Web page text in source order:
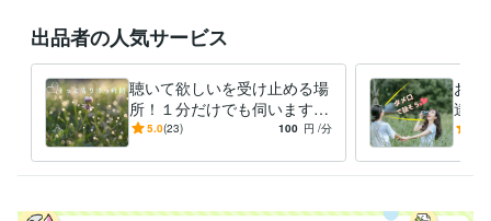
クリエイター / ライター・編集
事務・ビジネスサポート / 事務（一般事務） 経験年数 : 35年
職歴
ライター 2023年2月 ~ 現在
受賞歴
出品者の人気サービス
聴いて欲しいを受け止める場
所！１分だけでも伺います
辛い気持ち・嬉しい気持ち・
どうぞ♡
5.0(23) 100 円 /分
お話
達♡
語は